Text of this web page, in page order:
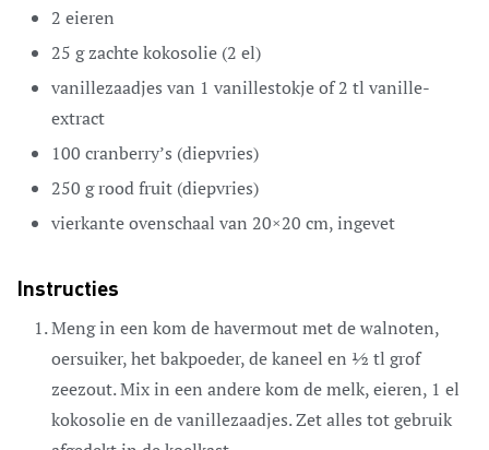
2 eieren
25 gzachte kokosolie (2 el)
vanillezaadjes van 1 vanillestokjeof 2 tl vanille-
extract
100 cranberry’s (diepvries)
250 grood fruit (diepvries)
vierkante ovenschaal van 20×20 cm,ingevet
Instructies
Meng in een kom de havermout met de walnoten,
oersuiker, het bakpoeder, de kaneel en ½ tl grof
zeezout. Mix in een andere kom de melk, eieren, 1 el
kokosolie en de vanillezaadjes. Zet alles tot gebruik